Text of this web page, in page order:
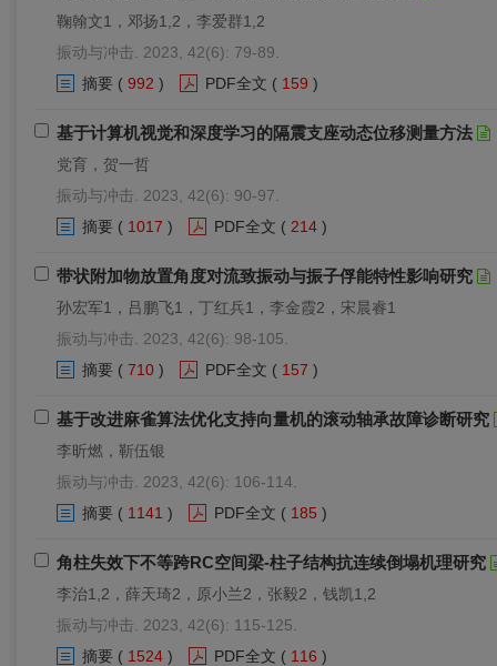
鞠翰文1，邓扬1,2，李爱群1,2
振动与冲击. 2023, 42(6): 79-89.
摘要 ( 992 ) PDF全文 ( 159 )
基于计算机视觉和深度学习的隔震支座动态位移测量方法
党育，贺一哲
振动与冲击. 2023, 42(6): 90-97.
摘要 ( 1017 ) PDF全文 ( 214 )
带状附加物放置角度对流致振动与振子俘能特性影响研究
孙宏军1，吕鹏飞1，丁红兵1，李金霞2，宋晨睿1
振动与冲击. 2023, 42(6): 98-105.
摘要 ( 710 ) PDF全文 ( 157 )
基于改进麻雀算法优化支持向量机的滚动轴承故障诊断研究
李昕燃，靳伍银
振动与冲击. 2023, 42(6): 106-114.
摘要 ( 1141 ) PDF全文 ( 185 )
角柱失效下不等跨RC空间梁-柱子结构抗连续倒塌机理研究
李治1,2，薛天琦2，原小兰2，张毅2，钱凯1,2
振动与冲击. 2023, 42(6): 115-125.
摘要 ( 1524 ) PDF全文 ( 116 )